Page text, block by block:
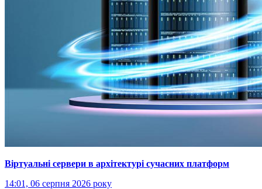
Віртуальні сервери в архітектурі сучасних платформ
14:01, 06 серпня 2026 року